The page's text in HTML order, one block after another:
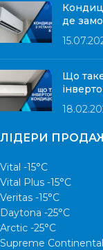
де
Що
ЛІДЕРИ
Vital -15°С
Vital Plus -15°C
Veritas -15°С
Daytona -25°С
Arctic -25°С
Supreme